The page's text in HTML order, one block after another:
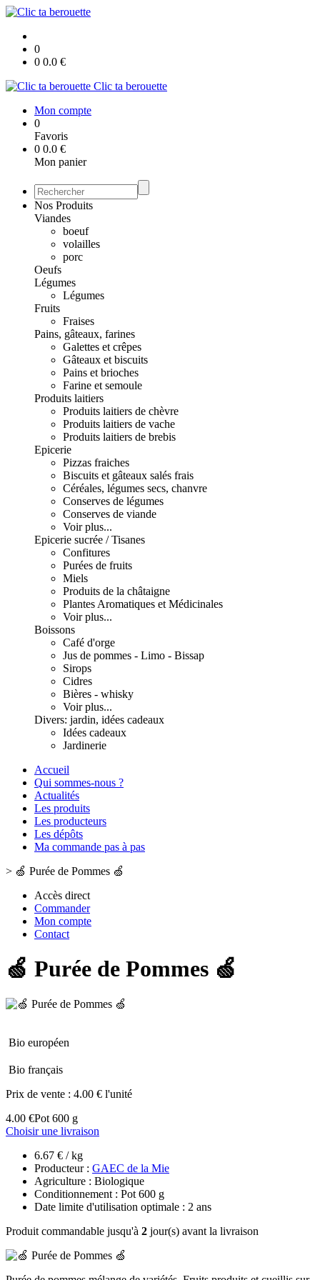
0
0 0.0 €
Clic ta berouette
Mon compte
0
Favoris
0 0.0 €
Mon panier
Nos Produits
Viandes
boeuf
volailles
porc
Oeufs
Légumes
Légumes
Fruits
Fraises
Pains, gâteaux, farines
Galettes et crêpes
Gâteaux et biscuits
Pains et brioches
Farine et semoule
Produits laitiers
Produits laitiers de chèvre
Produits laitiers de vache
Produits laitiers de brebis
Epicerie
Pizzas fraiches
Biscuits et gâteaux salés frais
Céréales, légumes secs, chanvre
Conserves de légumes
Conserves de viande
Voir plus...
Epicerie sucrée / Tisanes
Confitures
Purées de fruits
Miels
Produits de la châtaigne
Plantes Aromatiques et Médicinales
Voir plus...
Boissons
Café d'orge
Jus de pommes - Limo - Bissap
Sirops
Cidres
Bières - whisky
Voir plus...
Divers: jardin, idées cadeaux
Idées cadeaux
Jardinerie
Accueil
Qui sommes-nous ?
Actualités
Les produits
Les producteurs
Les dépôts
Ma commande pas à pas
> 🍏 Purée de Pommes 🍏
Accès direct
Commander
Mon compte
Contact
🍏 Purée de Pommes 🍏
Bio européen
Bio français
Prix de vente : 4.00 € l'unité
4.00 €Pot 600 g
Choisir une livraison
6.67 € / kg
Producteur : GAEC de la Mie
Agriculture : Biologique
Conditionnement : Pot 600 g
Date limite d'utilisation optimale : 2 ans
Produit commandable jusqu'à 2 jour(s) avant la livraison